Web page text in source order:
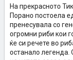
На прекрасното
Порано постоела
пренесувала со
огромни риби кои
ќе си речете во
останало легенда.